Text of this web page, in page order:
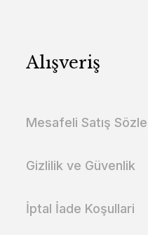
Alışveriş
Mesafeli Satış
Gizlilik ve Güvenlik
İptal İade Koşullari